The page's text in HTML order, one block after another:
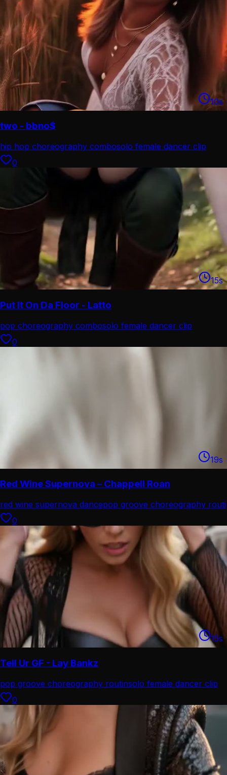
10s
two - bbno$
hip hop choreography combosolo female dancer clip
0
15s
Put It On Da Floor - Latto
pop choreography combosolo female dancer clip
0
19s
Red Wine Supernova – Chappell Roan
red wine supernova dancepop groove choreography routi
0
15s
Tell Ur GF - Lay Bankz
pop groove choreography routinsolo female dancer clip
0